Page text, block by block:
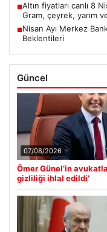
■Altın fiyatları canlı 8
Gram, çeyrek, yarım
■Nisan Ayı Merkez
Beklentileri
Güncel
07/08/2026
Ömer Günel’in
gizliliği ihlal edildi’